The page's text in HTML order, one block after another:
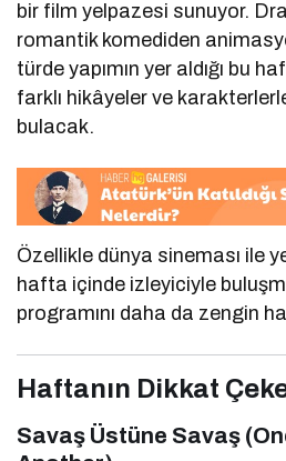
bir film yelpazesi sunuyor.
romantik komediden
türde yapımın yer aldığı bu
farklı hikâyeler ve
bulacak.
Özellikle dünya sineması ile
hafta içinde izleyiciyle
programını daha da zengin
Haftanın Dikkat
Savaş Üstüne Savaş